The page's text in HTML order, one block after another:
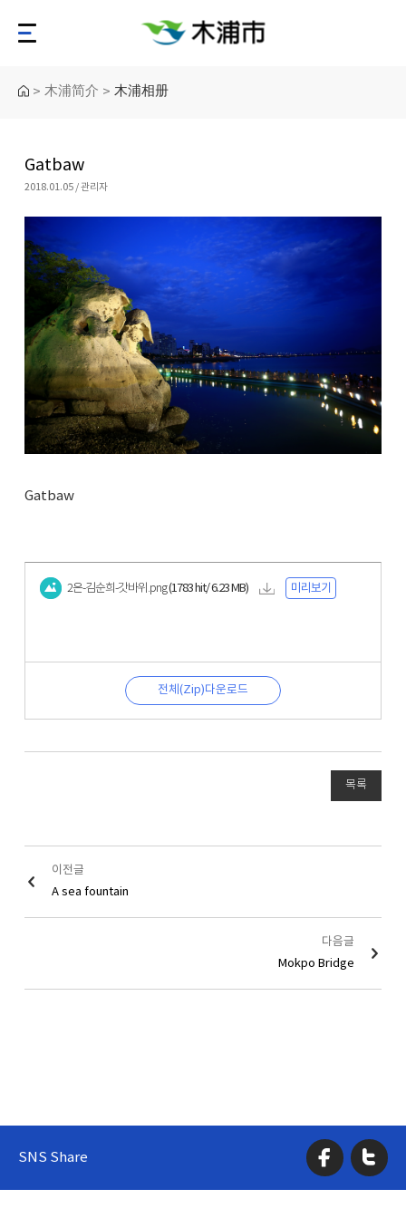
> 木浦简介 > 木浦相册
Gatbaw
2018.01.05 / 관리자
Gatbaw
2은-김순희-갓바위.png(1783 hit/ 6.23 MB) 미리보기
전체(Zip)다운로드
목록
이전글
A sea fountain
다음글
Mokpo Bridge
SNS Share